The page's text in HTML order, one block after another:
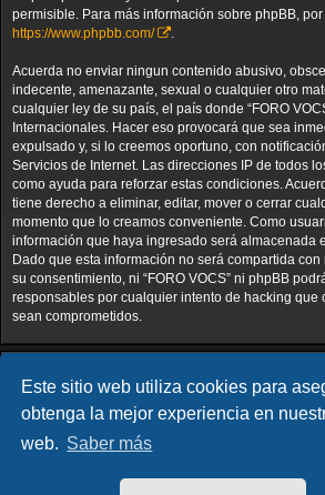
Este sitio web utiliza cookies para
obtenga la mejor experiencia en
web. Saber más
permisible. Para más información sobre phpBB,
https://www.phpbb.com/
Acuerda no enviar ningun contenido abusivo,
indecente, amenazante, sexual o cualquier otro
cualquier ley de su país, el país donde “FORO
Internacionales. Hacer eso provocará que sea
expulsado y, si lo creemos oportuno, con
Servicios de Internet. Las direcciones IP de todos
como ayuda para reforzar estas condiciones.
tiene derecho a eliminar, editar, mover o cerrar
momento que lo creamos conveniente. Como
información que haya ingresado será almacenada
Dado que esta información no será compartida
su consentimiento, ni “FORO VOCS” ni phpBB
responsables por cualquier intento de hacking que
sean comprometidos.
Inicio Índice general Todos los
Goliardo